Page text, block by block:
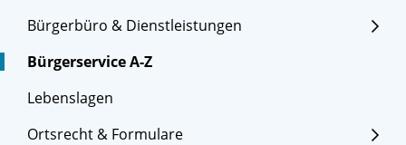
Bürgerbüro & Dienstleistungen
Bürgerservice A-Z
Lebenslagen
Ortsrecht & Formulare